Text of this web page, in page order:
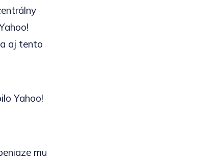
aj tento
Yahoo!
mu